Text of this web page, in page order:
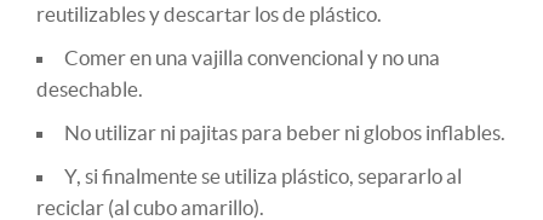
reutilizables y descartar los de plástico.
Comer en una vajilla convencional y no una
desechable.
No utilizar ni pajitas para beber ni globos inflables.
Y, si finalmente se utiliza plástico, separarlo al
reciclar (al cubo amarillo).